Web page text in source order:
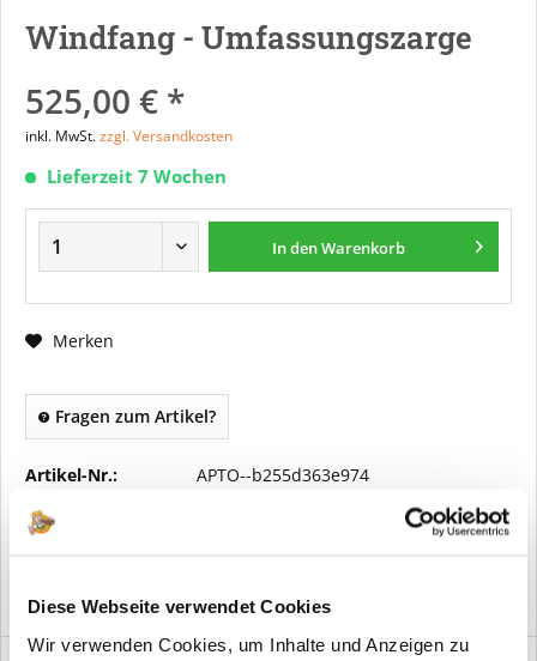
Diese Webseite verwendet Cookies
Wir verwenden Cookies, um Inhalte und Anzeigen zu
Windfang - Umfassungszarge
525,00 € *
inkl. MwSt.zzgl. Versandkosten
Lieferzeit 7 Wochen
In denWarenkorb
Merken
Fragen zum Artikel?
Artikel-Nr.: APTO--b255d363e974
Vorteile